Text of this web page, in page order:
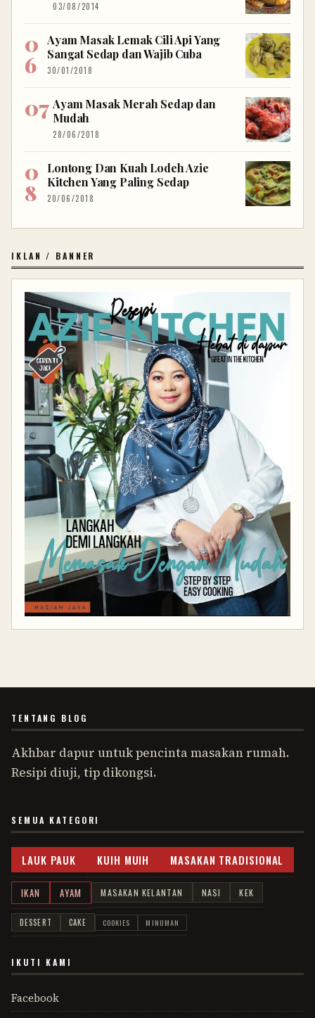
03/08/2014
Ayam Masak Lemak Cili Api Yang
Sangat Sedap dan Wajib Cuba
30/01/2018
Ayam Masak Merah Sedap dan
Mudah
28/06/2018
Lontong Dan Kuah Lodeh Azie
Kitchen Yang Paling Sedap
20/06/2018
IKLAN / BANNER
TENTANG BLOG
Akhbar dapur untuk pencinta masakan rumah.
Resipi diuji, tip dikongsi.
SEMUA KATEGORI
LAUK PAUK KUIH MUIH MASAKAN TRADISIONAL
IKAN AYAM MASAKAN KELANTAN NASI KEK
DESSERT CAKE COOKIES MINUMAN
IKUTI KAMI
Facebook